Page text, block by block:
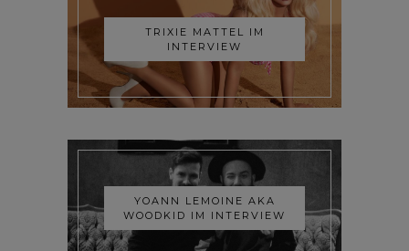
TRIXIE MATTEL IM
INTERVIEW
YOANN LEMOINE AKA
WOODKID IM INTERVIEW